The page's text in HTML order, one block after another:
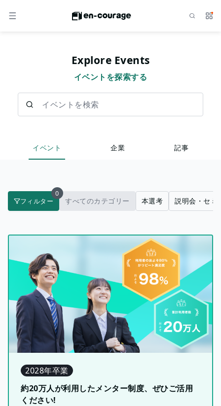
メニュー サ
Explore Events
イベントを探索する
イベント 企業 記事
フィルター
0
すべてのカテゴリー 本選考 説明会・セミ
2028年卒業
約20万人が利用したメンター制度、ぜひご活用
ください!